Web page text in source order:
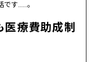
です……。
医療費助成制